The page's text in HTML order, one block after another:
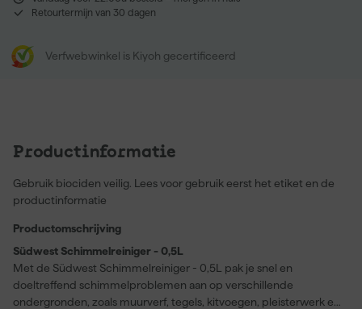
Retourtermijn van 30 dagen
Verfwebwinkel is Kiyoh gecertificeerd
Productinformatie
Gebruik biociden veilig. Lees voor gebruik eerst het etiket en de
productinformatie
Productomschrijving
Südwest Schimmelreiniger - 0,5L
Met de Südwest Schimmelreiniger - 0,5L pak je snel en
doeltreffend schimmelproblemen aan op verschillende
ondergronden, zoals muurverf, tegels, kitvoegen, pleisterwerk en